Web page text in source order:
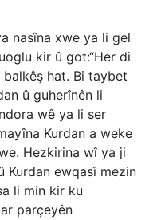
nasîna xwe ya li gel
kir û got:“Her di
hat. Bi taybet
û guherînên li
wê ya li ser
Kurdan a weke
Hezkirina wî ya ji
Kurdan ewqasî mezin
li min kir ku
parçeyên